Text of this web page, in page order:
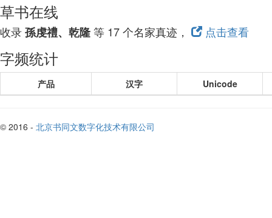
草书在线
收录孫虔禮、乾隆等 17 个名家真迹， 点击查看
字频统计
产品 汉字 Unicode
© 2016 - 北京书同文数字化技术有限公司